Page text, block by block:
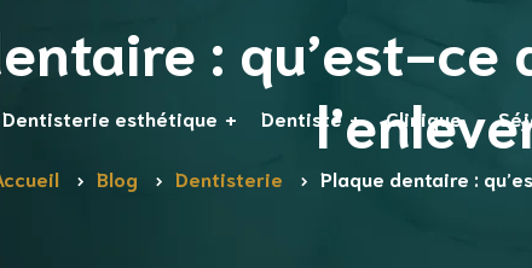
Dentisterie esthétique Dentiste
Première visite chez le
Clinique
: qu’est-ce
Blog Dentisterie Plaque dentaire :